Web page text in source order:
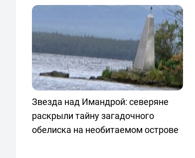
Звезда над Имандрой: северяне
раскрыли тайну загадочного
обелиска на необитаемом острове